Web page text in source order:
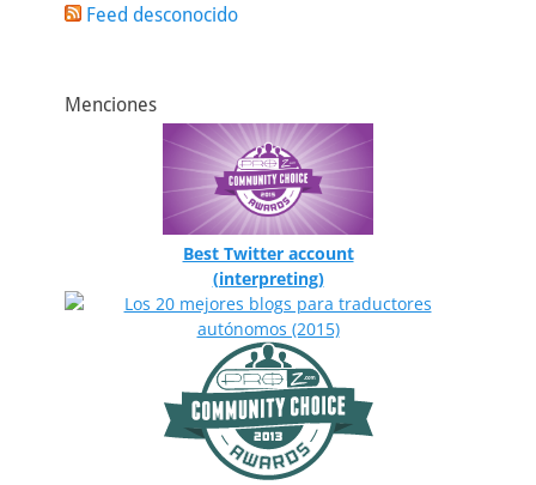
Feed desconocido
Menciones
Best Twitter account
(interpreting)